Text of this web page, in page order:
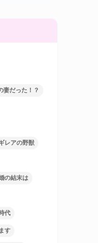
だった！？
レアの野獣
の結末は
代
す